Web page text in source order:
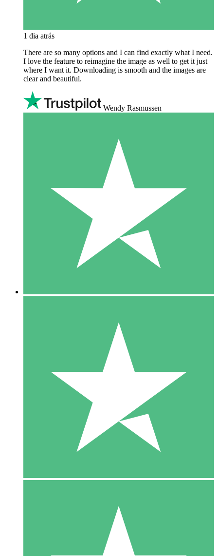
1 dia atrás
There are so many options and I can find exactly what I need.
I love the feature to reimagine the image as well to get it just
where I want it. Downloading is smooth and the images are
clear and beautiful.
Wendy Rasmussen